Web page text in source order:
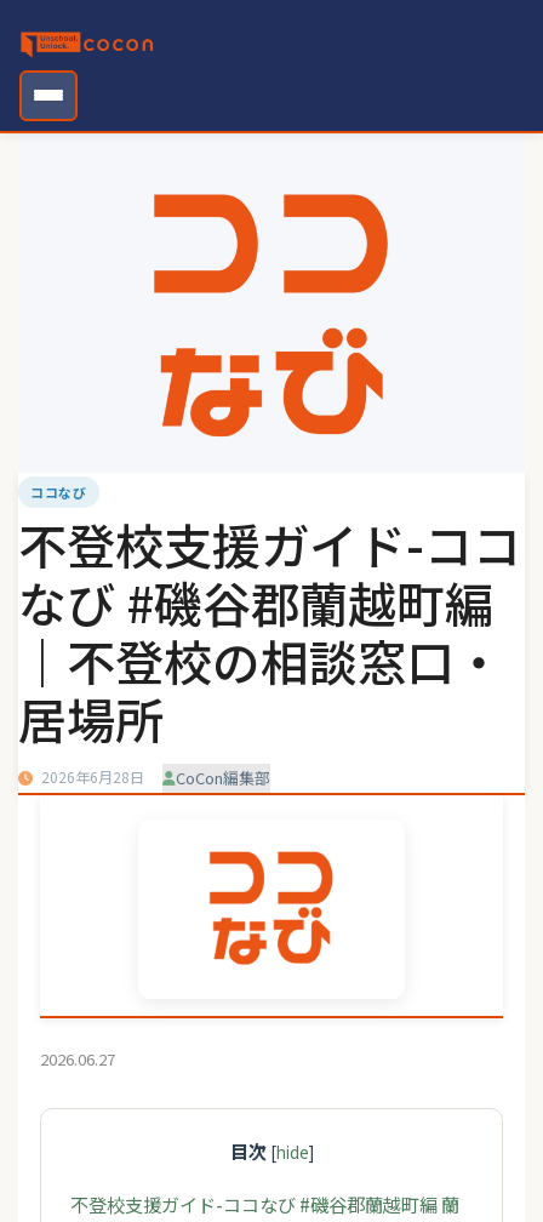
content
ココなび
不登校支援ガイド-ココ
なび #磯谷郡蘭越町編
｜不登校の相談窓口・
居場所
2026年6月28日 CoCon編集部
2026.06.27
目次 [hide]
不登校支援ガイド-ココなび #磯谷郡蘭越町編 蘭